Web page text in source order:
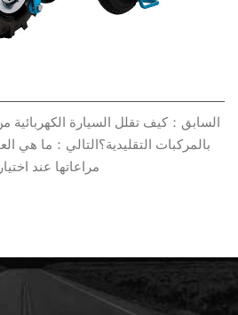
السابق：كيف تقلل السيارة الكهربائية
بالمركبات التقليدية؟التالي：ما هي
مراعاتها عند